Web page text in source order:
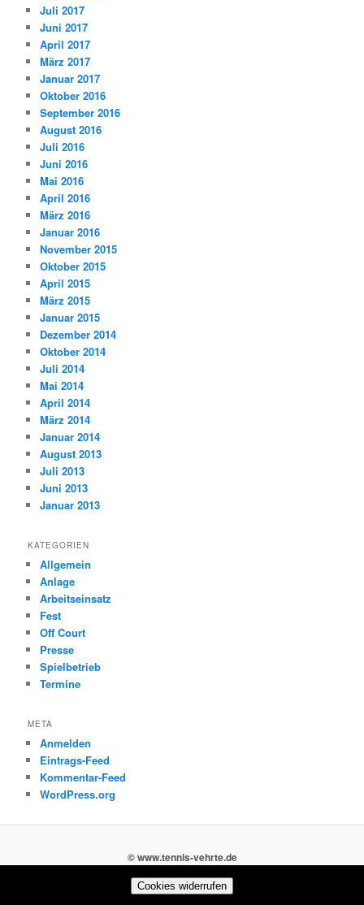
Juli 2017
Juni 2017
April 2017
März 2017
Januar 2017
Oktober 2016
September 2016
August 2016
Juli 2016
Juni 2016
Mai 2016
April 2016
März 2016
Januar 2016
November 2015
Oktober 2015
April 2015
März 2015
Januar 2015
Dezember 2014
Oktober 2014
Juli 2014
Mai 2014
April 2014
März 2014
Januar 2014
August 2013
Juli 2013
Juni 2013
Januar 2013
KATEGORIEN
Allgemein
Anlage
Arbeitseinsatz
Fest
Off Court
Presse
Spielbetrieb
Termine
META
Anmelden
Eintrags-Feed
Kommentar-Feed
WordPress.org
© www.tennis-vehrte.de
Cookies widerrufen